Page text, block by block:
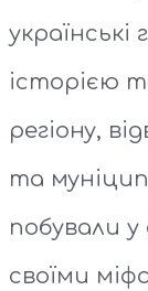
історією
регіону,
та
побували
своїми